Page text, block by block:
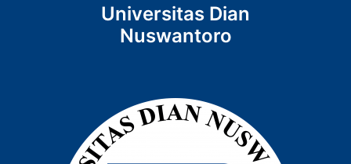
Universitas Dian
Nuswantoro